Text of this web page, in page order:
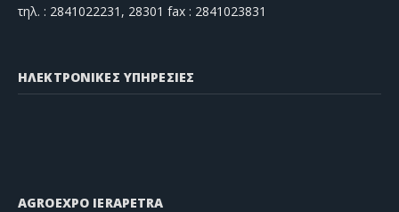
τηλ. : 2841022231, 28301 fax : 2841023831
ΗΛΕΚΤΡΟΝΙΚΕΣ ΥΠΗΡΕΣΙΕΣ
AGROEXPO IERAPETRA